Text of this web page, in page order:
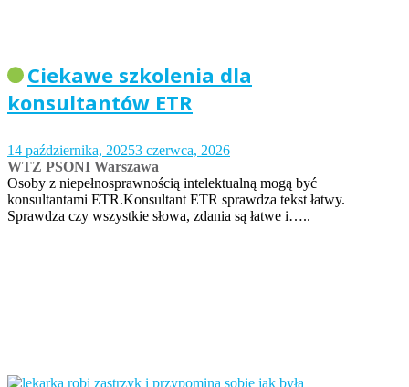
Ciekawe szkolenia dla
konsultantów ETR
14 października, 20253 czerwca, 2026
WTZ PSONI Warszawa
Osoby z niepełnosprawnością intelektualną mogą być
konsultantami ETR.Konsultant ETR sprawdza tekst łatwy.
Sprawdza czy wszystkie słowa, zdania są łatwe i…..